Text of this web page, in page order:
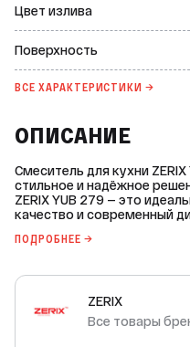
Цвет излива
Поверхность
ВСЕ ХАРАКТЕРИСТИКИ →
ОПИСАНИЕ
Смеситель для кухни ZERIX
стильное и надёжное
ZERIX YUB 279 — это
качество и современный дизайн.
Поверхность: глянцевая. *
монтажа: на гайку. * Вид
Вращение излива:
— чёрный. * Управление
(картридж). * Тип
мм. * Подводка воды:
ПОДРОБНЕЕ →
ZERIX
Все товары